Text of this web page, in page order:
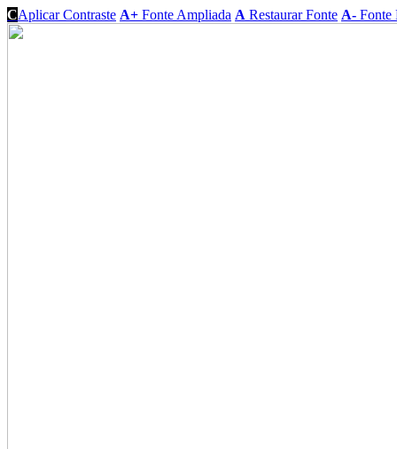
CAplicar Contraste A+ Fonte Ampliada A Restaurar Fonte A- Fonte